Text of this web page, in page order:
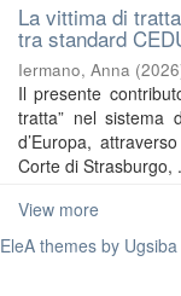
La vittima di
tra standard
Iermano, Anna (2026
Il presente
tratta” nel sistema
d’Europa,
Corte di Strasburgo,
View more
EleA themes by Ugsiba